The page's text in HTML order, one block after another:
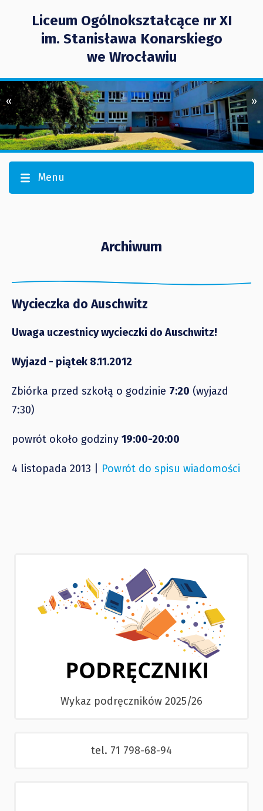
Liceum Ogólnokształcące nr XI
im. Stanisława Konarskiego
we Wrocławiu
« »
Menu
Archiwum
Wycieczka do Auschwitz
Uwaga uczestnicy wycieczki do Auschwitz!
Wyjazd - piątek 8.11.2012
Zbiórka przed szkołą o godzinie 7:20 (wyjazd
7:30)
powrót około godziny 19:00-20:00
4 listopada 2013 | Powrót do spisu wiadomości
Wykaz podręczników 2025/26
tel. 71 798-68-94